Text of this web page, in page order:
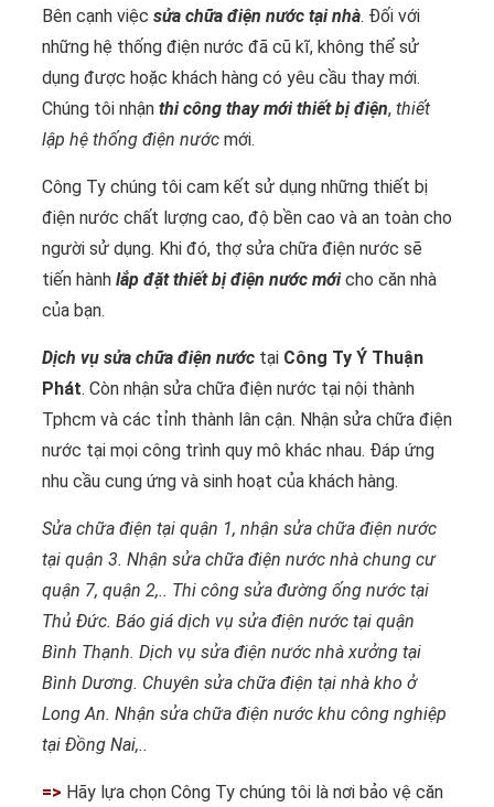
Bên cạnh việc sửa chữa điện nước tại nhà. Đối với
những hệ thống điện nước đã cũ kĩ, không thể sử
dụng được hoặc khách hàng có yêu cầu thay mới.
Chúng tôi nhận thi công thay mới thiết bị điện, thiết
lập hệ thống điện nước mới.
Công Ty chúng tôi cam kết sử dụng những thiết bị
điện nước chất lượng cao, độ bền cao và an toàn cho
người sử dụng. Khi đó, thợ sửa chữa điện nước sẽ
tiến hành lắp đặt thiết bị điện nước mớicho căn nhà
của bạn.
Dịch vụ sửa chữa điện nước tại Công Ty Ý Thuận
Phát. Còn nhận sửa chữa điện nước tại nội thành
Tphcm và các tỉnh thành lân cận. Nhận sửa chữa điện
nước tại mọi công trình quy mô khác nhau. Đáp ứng
nhu cầu cung ứng và sinh hoạt của khách hàng.
Sửa chữa điện tại quận 1, nhận sửa chữa điện nước
tại quận 3. Nhận sửa chữa điện nước nhà chung cư
quận 7, quận 2,.. Thi công sửa đường ống nước tại
Thủ Đức. Báo giá dịch vụ sửa điện nước tại quận
Bình Thạnh. Dịch vụ sửa điện nước nhà xưởng tại
Bình Dương. Chuyên sửa chữa điện tại nhà kho ở
Long An. Nhận sửa chữa điện nước khu công nghiệp
tại Đồng Nai,..
=> Hãy lựa chọn Công Ty chúng tôi là nơi bảo vệ căn